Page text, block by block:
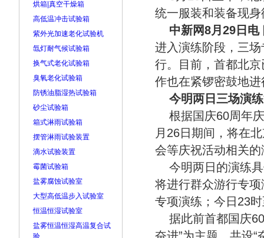
烘箱|真空干燥箱
高低温冲击试验箱
紫外光加速老化试验机
氙灯耐气候试验箱
换气式老化试验箱
臭氧老化试验箱
防锈油脂湿热试验箱
砂尘试验箱
箱式淋雨试验箱
摆管淋雨试验装置
滴水试验装置
霉菌试验箱
盐雾腐蚀试验室
大型高低温步入试验室
恒温恒湿试验室
盐雾恒温恒湿高温复合试
验
统一服装和装备现
中新网8月29日电
进入演练阶段，三
行。目前，首都北
作也在紧锣密鼓地进
今明两日三场演
根据国庆60周年
月26日期间，将在
会等庆祝活动相关
今明两日的演练
将进行群众游行专
专项演练；今日23
据此前首都国庆